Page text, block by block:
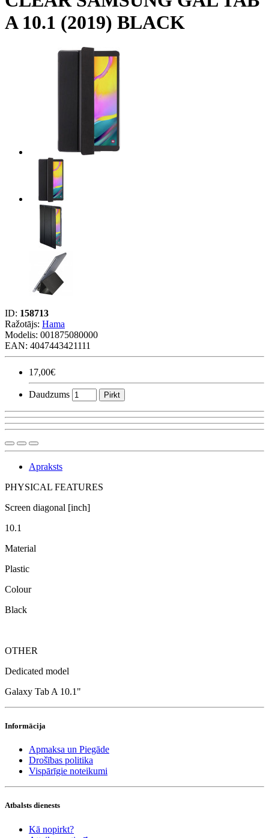
A 10.1 (2019) BLACK
ID: 158713
Ražotājs: Hama
Modelis: 001875080000
EAN: 4047443421111
17,00€
Daudzums Pirkt
Apraksts
PHYSICAL FEATURES
Screen diagonal [inch]
10.1
Material
Plastic
Colour
Black
OTHER
Dedicated model
Galaxy Tab A 10.1"
Informācija
Apmaksa un Piegāde
Drošības politika
Vispārīgie noteikumi
Atbalsts dienests
Kā nopirkt?